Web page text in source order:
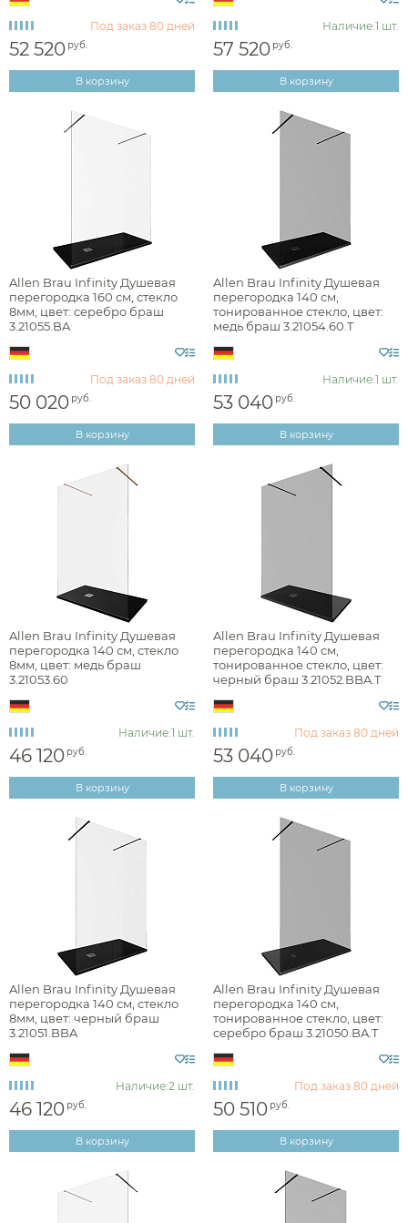
английская классика
арт-деко
Раздел каталога
Конструкция дверей
Глубина, см
Высота, см
Цвет стекла
Цвет профиля
Под заказ 80 дней
52 520 руб.
В корзину
Наличие:1 шт.
57 520 руб.
В корзину
Allen Brau Infinity Душевая
перегородка 160 см, стекло
8мм, цвет: серебро браш
3.21055.BA
Под заказ 80 дней
50 020 руб.
В корзину
Allen Brau Infinity Душевая
перегородка 140 см,
тонированное стекло, цвет:
медь браш 3.21054.60.T
Наличие:1 шт.
53 040 руб.
В корзину
Allen Brau Infinity Душевая
перегородка 140 см, стекло
8мм, цвет: медь браш
3.21053.60
Наличие:1 шт.
46 120 руб.
В корзину
Allen Brau Infinity Душевая
перегородка 140 см,
тонированное стекло, цвет:
черный браш 3.21052.BBA.T
Под заказ 80 дней
53 040 руб.
В корзину
Allen Brau Infinity Душевая
перегородка 140 см, стекло
8мм, цвет: черный браш
3.21051.BBA
Наличие:2 шт.
46 120 руб.
В корзину
Allen Brau Infinity Душевая
перегородка 140 см,
тонированное стекло, цвет:
серебро браш 3.21050.BA.T
Под заказ 80 дней
50 510 руб.
В корзину